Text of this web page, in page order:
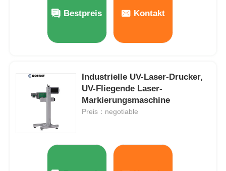
Bestpreis Kontakt
Industrielle UV-Laser-Drucker,
UV-Fliegende Laser-
Markierungsmaschine
Preis：negotiable